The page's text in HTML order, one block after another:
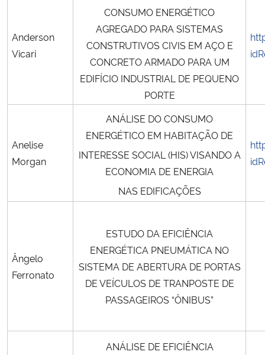
Anderson
Vicari
CONSUMO ENERGÉTICO
AGREGADO PARA SISTEMAS
CONSTRUTIVOS CIVIS EM AÇO E
CONCRETO ARMADO PARA UM
EDIFÍCIO INDUSTRIAL DE PEQUENO
PORTE
Anelise
Morgan
ANÁLISE DO CONSUMO
ENERGÉTICO EM HABITAÇÃO DE
INTERESSE SOCIAL (HIS) VISANDO A
ECONOMIA DE ENERGIA
NAS EDIFICAÇÕES
Ângelo
Ferronato
ESTUDO DA EFICIÊNCIA
ENERGÉTICA PNEUMÁTICA NO
SISTEMA DE ABERTURA DE PORTAS
DE VEÍCULOS DE TRANPOSTE DE
PASSAGEIROS “ÔNIBUS”
ANÁLISE DE EFICIÊNCIA